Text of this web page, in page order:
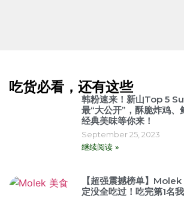
吃货必看，还有这些
韩粉速来！新山Top 5
最“大公开”，酥脆炸鸡
经典美味等你来！
September 25, 2023
继续阅读 »
【超强震撼榜单】
定没全吃过！吃完第1名